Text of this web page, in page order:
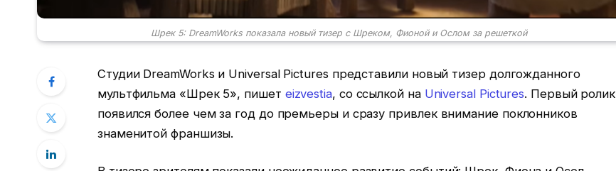
Шрек 5: DreamWorks показала новый тизер с Шреком, Фионой и Ослом за решеткой
Студии DreamWorks и Universal Pictures представили новый тизер долгожданного
мультфильма «Шрек 5», пишет eizvestia, со ссылкой на Universal Pictures. Первый ролик
появился более чем за год до премьеры и сразу привлек внимание поклонников
знаменитой франшизы.